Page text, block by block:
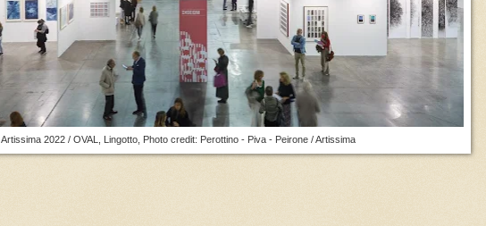
Artissima 2022 / OVAL, Lingotto, Photo credit: Perottino - Piva - Peirone / Artissima